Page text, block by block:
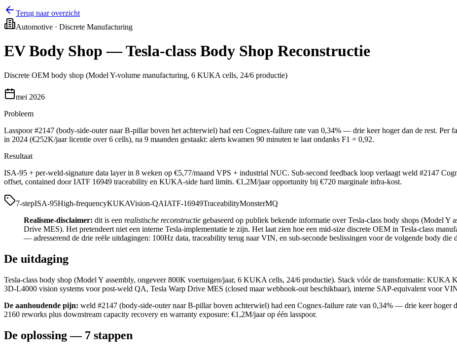
Terug naar overzicht
Automotive · Discrete Manufacturing
EV Body Shop — Tesla-class Body Shop Reconstructie
Discrete OEM body shop (Model Y-volume manufacturing, 6 KUKA cells, 24/6 productie)
mei 2026
Probleem
Lasspoor #2147 (body-side-outer naar B-pillar boven het achterwiel) had een Cognex-failure rate van 0,34% — drie keer hoger dan de rest.
in 2024 (€252K/jaar licentie over 6 cells), na 9 maanden gestaakt: alerts kwamen 90 minuten te laat ondanks F1 = 0,92.
Resultaat
ISA-95 + per-weld-signature data layer in 8 weken op €5,77/maand VPS + industrial NUC. Sub-second feedback loop verlaagt weld #2147
offset, contained door IATF 16949 traceability en KUKA-side hard limits. €1,2M/jaar opportunity bij €720 marginale infra-kost.
7-stepISA-95High-frequencyKUKAVision-QAIATF-16949TraceabilityMonsterMQ
Realisme-disclaimer: dit is een realistische reconstructie gebaseerd op publiek bekende informatie over Tesla-class body shops (Model
Drive MES). Het pretendeert niet een interne Tesla-implementatie te zijn. Het laat zien hoe een mid-size discrete OEM in Tesla-class
— adresserend de drie reële uitdagingen: 100Hz data, traceability terug naar VIN, en sub-seconde beslissingen voor de volgende body die
De uitdaging
Tesla-class body shop (Model Y assembly, ongeveer 800K voertuigen/jaar, 6 KUKA cells, 24/6 productie). Stack vóór de transformatie:
3D-L4000 vision systems voor post-weld QA, Tesla Warp Drive MES (closed maar webhook-out beschikbaar), interne SAP-equivalent voor
De aanhoudende pijn: weld #2147 (body-side-outer naar B-pillar boven achterwiel) had een Cognex-failure rate van 0,34% — drie keer
2160 reworks plus downstream capacity recovery en warranty exposure: €1,2M/jaar op één lasspoor.
De oplossing — 7 stappen